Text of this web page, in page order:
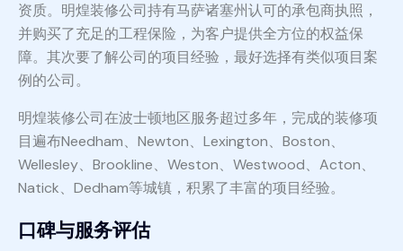
资质。明煌装修公司持有马萨诸塞州认可的承包商执照，
并购买了充足的工程保险，为客户提供全方位的权益保
障。其次要了解公司的项目经验，最好选择有类似项目案
例的公司。
明煌装修公司在波士顿地区服务超过多年，完成的装修项
目遍布Needham、Newton、Lexington、Boston、
Wellesley、Brookline、Weston、Westwood、Acton、
Natick、Dedham等城镇，积累了丰富的项目经验。
口碑与服务评估